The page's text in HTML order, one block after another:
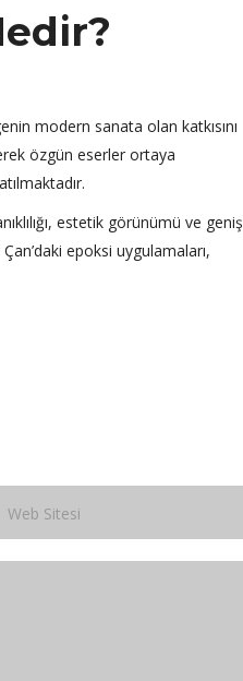
modern sanata olan katkısını
özgün eserler ortaya
estetik görünümü ve geniş
epoksi uygulamaları,